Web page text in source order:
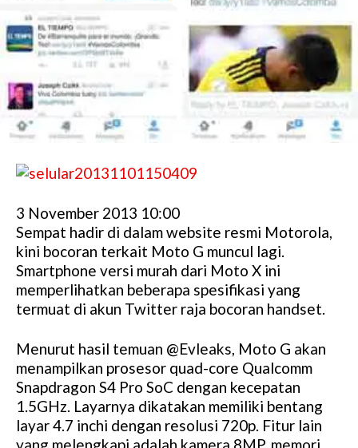
3 November 2013 10:00
Sempat hadir di dalam website resmi Motorola,
kini bocoran terkait Moto G muncul lagi.
Smartphone versi murah dari Moto X ini
memperlihatkan beberapa spesifikasi yang
termuat di akun Twitter raja bocoran handset.
Menurut hasil temuan @Evleaks, Moto G akan
menampilkan prosesor quad-core Qualcomm
Snapdragon S4 Pro SoC dengan kecepatan
1.5GHz. Layarnya dikatakan memiliki bentang
layar 4.7 inchi dengan resolusi 720p. Fitur lain